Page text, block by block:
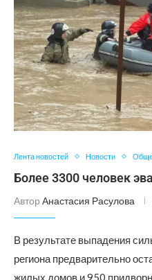
Лента новостей Новости
Более 3300 человек
Автор Анастасия Расулова
В результате выпадения
региона предварительно
жилых домов и 950